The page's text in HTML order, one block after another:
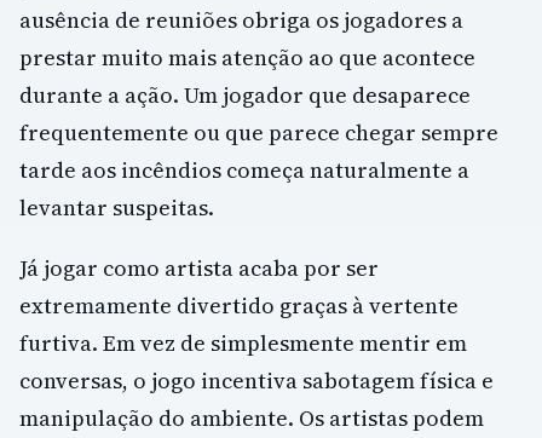
ausência de reuniões obriga os jogadores a
prestar muito mais atenção ao que acontece
durante a ação. Um jogador que desaparece
frequentemente ou que parece chegar sempre
tarde aos incêndios começa naturalmente a
levantar suspeitas.
Já jogar como artista acaba por ser
extremamente divertido graças à vertente
furtiva. Em vez de simplesmente mentir em
conversas, o jogo incentiva sabotagem física e
manipulação do ambiente. Os artistas podem